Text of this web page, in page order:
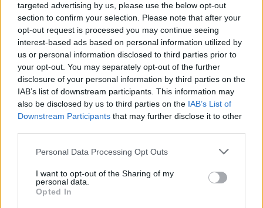
targeted advertising by us, please use the below opt-out
section to confirm your selection. Please note that after your
opt-out request is processed you may continue seeing
interest-based ads based on personal information utilized by
us or personal information disclosed to third parties prior to
your opt-out. You may separately opt-out of the further
disclosure of your personal information by third parties on the
IAB’s list of downstream participants. This information may
also be disclosed by us to third parties on the IAB’s List of
Downstream Participants that may further disclose it to other
Personal Data Processing Opt Outs
I want to opt-out of the Sharing of my
personal data.
Opted In
Červený chce peníze ušetřené za rekultivaci rozdělit
obcím podle původní dohody
5.8.2026 01:29 (ČTK)
Diskuse: 2
Ministr životního prostředí
Igor Červený (Motoristé) chce
peníze, které Severní
energetická ušetřila na
rekultivacích hnědouhelného
obcím prostřednictvím Státního fondu životního prostředí (SFŽP),
v pondělí ale společnost uvedla, že hodlá sama rozhodnout o
využití peněz a že chce ohledně výše podpory jednat přímo s
obcemi v okolí těžební oblasti. Červeného krok překvapil, postup
společnosti sleduje se znepokojením. Společnost patří do